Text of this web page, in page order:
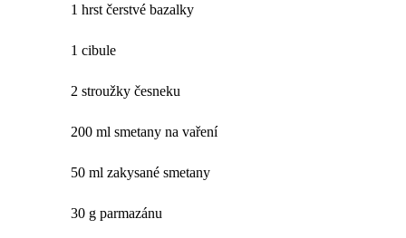
1 hrst čerstvé bazalky
1 cibule
2 stroužky česneku
200 ml smetany na vaření
50 ml zakysané smetany
30 g parmazánu